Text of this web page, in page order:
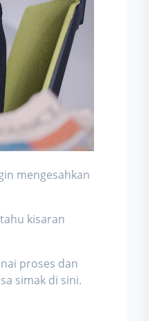
mengesahkan
kisaran
proses dan
simak di sini.